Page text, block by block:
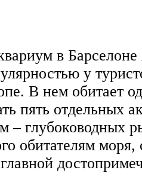
в Барселоне
у
В нем обитает
пять отдельных
– глубоководных
обитателям моря,